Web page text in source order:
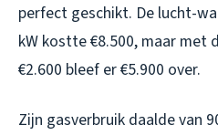
perfect geschikt. De lucht-
kW kostte €8.500, maar met
€2.600 bleef er €5.900 over.
Zijn gasverbruik daalde van